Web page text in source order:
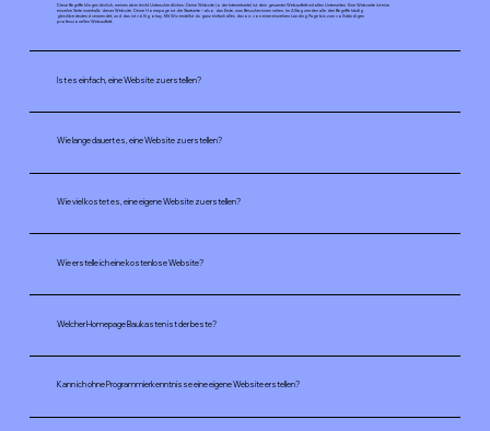
Diese Begriffe klingen ähnlich, meinen aber leicht Unterschiedliches: Deine Website (oder Internetseite) ist dein gesamter Webauftritt mit allen Unterseiten. Eine Webseite ist eine
einzelne Seite innerhalb dieser Website. Deine Homepage ist die Startseite – also das Erste, was Besucher:innen sehen. Im Alltag werden alle drei Begriffe häufig
gleichbedeutend verwendet, und das ist völlig okay. Mit Wix erstellst du ganz einfach alles davon: von einer einzelnen Landing Page bis zum vollständigen
professionellen Webauftritt.
Ist es einfach, eine Website zu erstellen?
Wie lange dauert es, eine Website zu erstellen?
Wie viel kostet es, eine eigene Website zu erstellen?
Wie erstelle ich eine kostenlose Website?
Welcher Homepage Baukasten ist der beste?
Kann ich ohne Programmierkenntnisse eine eigene Website erstellen?